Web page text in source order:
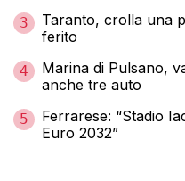
3
Taranto, crolla una
ferito
4
Marina di Pulsano,
anche tre auto
5
Ferrarese: “Stadio
Euro 2032”